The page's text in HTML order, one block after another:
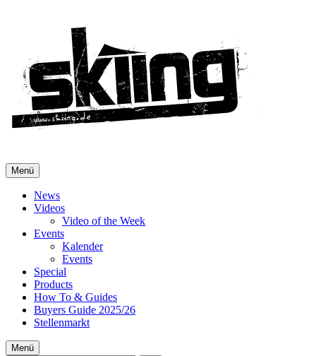
Menü
News
Videos
Video of the Week
Events
Kalender
Events
Special
Products
How To & Guides
Buyers Guide 2025/26
Stellenmarkt
Menü